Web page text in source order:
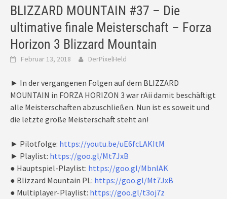
BLIZZARD MOUNTAIN #37 – Die
ultimative finale Meisterschaft – Forza
Horizon 3 Blizzard Mountain
Februar 13, 2018 DerPixelHeld
► In der vergangenen Folgen auf dem BLIZZARD
MOUNTAIN in FORZA HORIZON 3 war rAii damit beschäftigt
alle Meisterschaften abzuschließen. Nun ist es soweit und
die letzte große Meisterschaft steht an!
► Pilotfolge: https://youtu.be/uE6fcLAKItM
► Playlist: https://goo.gl/Mt7JxB
● Hauptspiel-Playlist: https://goo.gl/MbnIAK
● Blizzard Mountain PL: https://goo.gl/Mt7JxB
● Multiplayer-Playlist: https://goo.gl/t3oj7z